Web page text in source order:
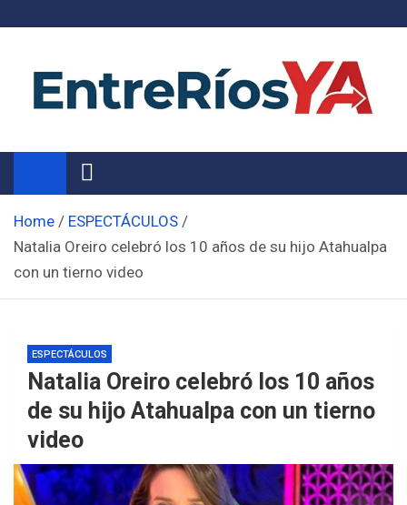
Noticias de Entre Ríos
Información de toda la provincia ahora
Home
ESPECTÁCULOS
Natalia Oreiro celebró los 10 años de su hijo Atahualpa
con un tierno video
ESPECTÁCULOS
Natalia Oreiro celebró los 10 años
de su hijo Atahualpa con un tierno
video